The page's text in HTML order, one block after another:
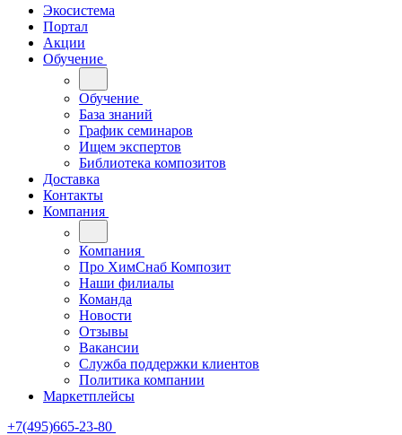
Экосистема
Портал
Акции
Обучение
Обучение
База знаний
График семинаров
Ищем экспертов
Библиотека композитов
Доставка
Контакты
Компания
Компания
Про ХимСнаб Композит
Наши филиалы
Команда
Новости
Отзывы
Вакансии
Служба поддержки клиентов
Политика компании
Маркетплейсы
+7(495)665-23-80